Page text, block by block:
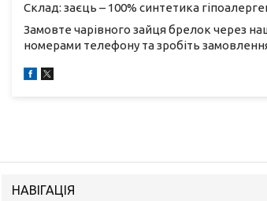
Склад: заєць – 100% синтетика
Замовте чарівного зайця брелок через
номерами телефону та зробіть
НАВІГАЦІЯ